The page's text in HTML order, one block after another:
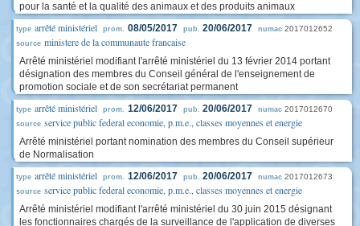
pour la santé et la qualité des animaux et des produits animaux
type arrêté ministériel prom. 08/05/2017 pub. 20/06/2017 numac 2017012652
source ministere de la communaute francaise
Arrêté ministériel modifiant l'arrêté ministériel du 13 février 2014 portant
désignation des membres du Conseil général de l'enseignement de
promotion sociale et de son secrétariat permanent
type arrêté ministériel prom. 12/06/2017 pub. 20/06/2017 numac 2017012670
source service public federal economie, p.m.e., classes moyennes et energie
Arrêté ministériel portant nomination des membres du Conseil supérieur
de Normalisation
type arrêté ministériel prom. 12/06/2017 pub. 20/06/2017 numac 2017012673
source service public federal economie, p.m.e., classes moyennes et energie
Arrêté ministériel modifiant l'arrêté ministériel du 30 juin 2015 désignant
les fonctionnaires chargés de la surveillance de l'application de diverses